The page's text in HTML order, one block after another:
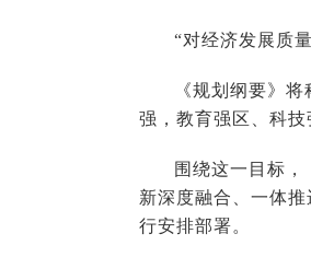
“对经济发展质
《规划纲要》
强，教育强区、科技
围绕这一目标
新深度融合、一体
行安排部署。